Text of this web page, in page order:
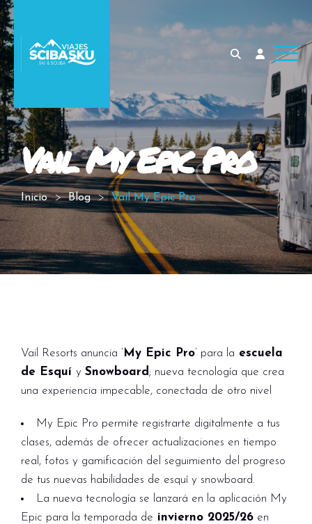
Vail My Epic Pro
Inicio Blog Vail My Epic Pro
Vail Resorts anuncia ‘ My Epic Pro’ para la escuela
de Esquí y Snowboard ; nueva tecnología que crea
una experiencia impecable, conectada de otro nivel
My Epic Pro permite registrarte digitalmente a tus
clases, además de ofrecer actualizaciones en tiempo
real, fotos y gamificación del seguimiento del progreso
de tus nuevas habilidades de esquí y snowboard.
La nueva tecnología se lanzará en la aplicación My
Epic para la temporada de invierno 2025/26 en